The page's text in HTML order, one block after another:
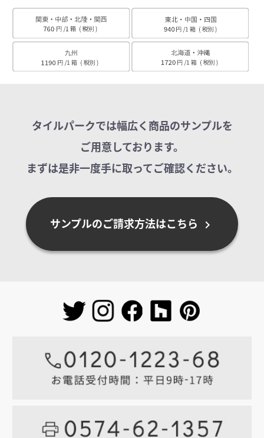
タイルパークでは幅広く商品のサンプルを
ご用意しております。
まずは是非一度手に取ってご確認ください。
サンプルのご請求方法はこちら chevron_right